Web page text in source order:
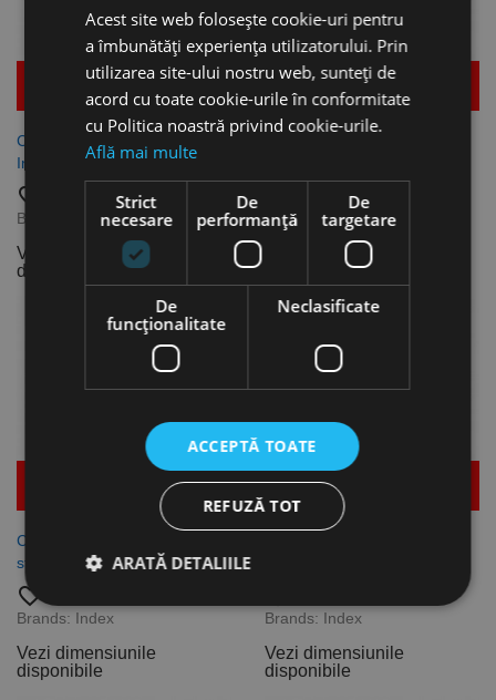
Conexpand inviolabil cu surub,
Index
favorite_border
Brands: Index
Vezi dimensiunile
disponibile
Mai multe detalii
Brands: Index
Vezi dimensiunile
disponibile
Mai multe detalii
Conexpand inviolabil cu cap
sferic, Index
favorite_border
Brands: Index
Vezi dimensiunile
disponibile
Mai multe detalii
Brands: Index
Vezi dimensiunile
disponibile
Acest site web folosește cookie-uri pentru
a îmbunătăți experiența utilizatorului. Prin
utilizarea site-ului nostru web, sunteți de
acord cu toate cookie-urile în conformitate
cu Politica noastră privind cookie-urile.
Află mai multe
Strict
necesare
De
performanță
De
targetare
De
funcţionalitate
Neclasificate
ACCEPTĂ TOATE
REFUZĂ TOT
ARATĂ DETALIILE
Strict necesare
De performanță
De funcţionalitate